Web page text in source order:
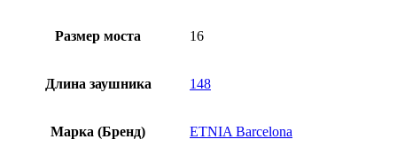
Размер моста 16
Длина заушника 148
Марка (Бренд) ETNIA Barcelona